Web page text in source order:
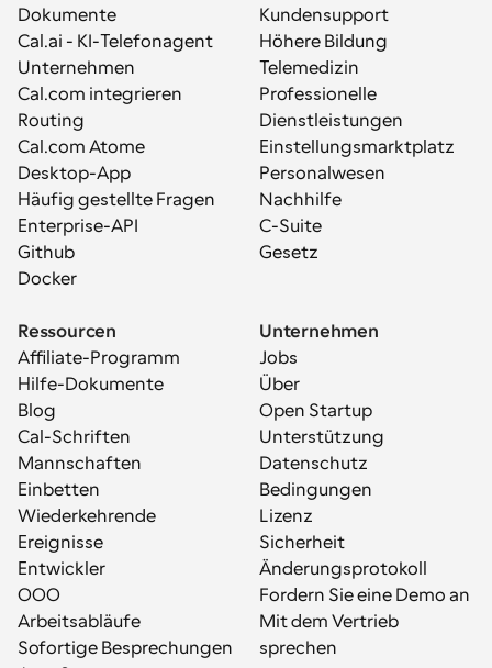
Dokumente
Cal.ai - KI-Telefonagent
Unternehmen
Cal.com integrieren
Routing
Cal.com Atome
Desktop-App
Häufig gestellte Fragen
Enterprise-API
Github
Docker
Kundensupport
Höhere Bildung
Telemedizin
Professionelle
Dienstleistungen
Einstellungsmarktplatz
Personalwesen
Nachhilfe
C-Suite
Gesetz
Ressourcen
Affiliate-Programm
Hilfe-Dokumente
Blog
Cal-Schriften
Mannschaften
Einbetten
Wiederkehrende
Ereignisse
Entwickler
OOO
Arbeitsabläufe
Sofortige Besprechungen
Unternehmen
Jobs
Über
Open Startup
Unterstützung
Datenschutz
Bedingungen
Lizenz
Sicherheit
Änderungsprotokoll
Fordern Sie eine Demo an
Mit dem Vertrieb
sprechen